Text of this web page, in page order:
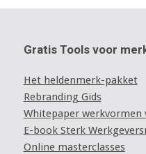
Gratis Tools voor
Het heldenmerk-pakket
Rebranding Gids
Whitepaper
E-book Sterk
Online masterclasses